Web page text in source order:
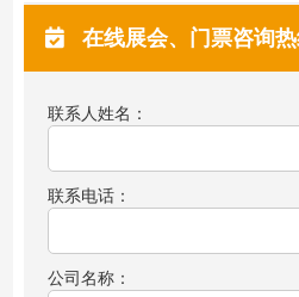
在线展会、门票咨询
联系人姓名：
联系电话：
公司名称：